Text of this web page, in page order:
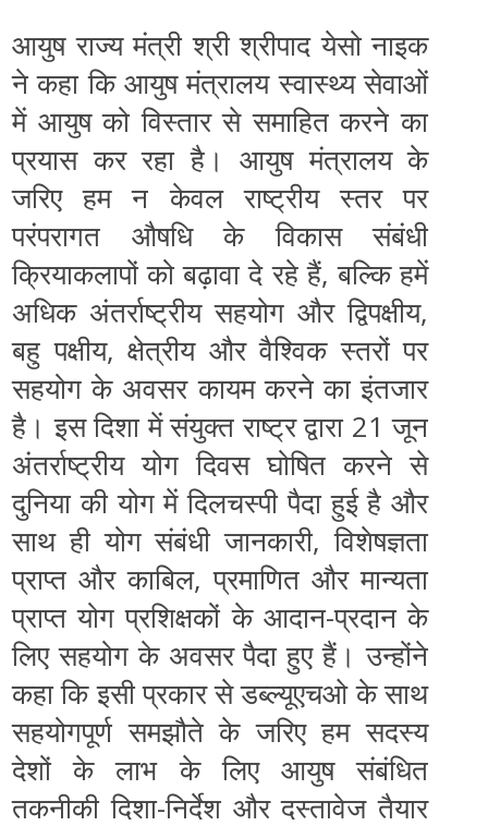
आयुष राज्‍य मंत्री श्री श्रीपाद येसो नाइक
ने कहा कि आयुष मंत्रालय स्‍वास्‍थ्‍य सेवाओं
में आयुष को विस्‍तार से समाहित करने का
प्रयास कर रहा है। आयुष मंत्रालय के
जरिए हम न केवल राष्‍ट्रीय स्‍तर पर
परंपरागत औषधि के विकास संबंधी
क्रियाकलापों को बढ़ावा दे रहे हैं, बल्‍कि हमें
अधिक अंतर्राष्‍ट्रीय सहयोग और द्विपक्षीय,
बहु पक्षीय, क्षेत्रीय और वैश्‍विक स्‍तरों पर
सहयोग के अवसर कायम करने का इंतजार
है। इस दिशा में संयुक्‍त राष्‍ट्र द्वारा 21 जून
अंतर्राष्‍ट्रीय योग दिवस घोषित करने से
दुनिया की योग में दिलचस्‍पी पैदा हुई है और
साथ ही योग संबंधी जानकारी, विशेषज्ञता
प्राप्‍त और काबिल, प्रमाणित और मान्‍यता
प्राप्‍त योग प्रशिक्षकों के आदान-प्रदान के
लिए सहयोग के अवसर पैदा हुए हैं। उन्होंने
कहा कि इसी प्रकार से डब्‍ल्‍यूएचओ के साथ
सहयोगपूर्ण समझौते के जरिए हम सदस्‍य
देशों के लाभ के लिए आयुष संबंधित
तकनीकी दिशा-निर्देश और दस्‍तावेज तैयार